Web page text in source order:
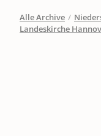
Alle Archive /
Landeskirche